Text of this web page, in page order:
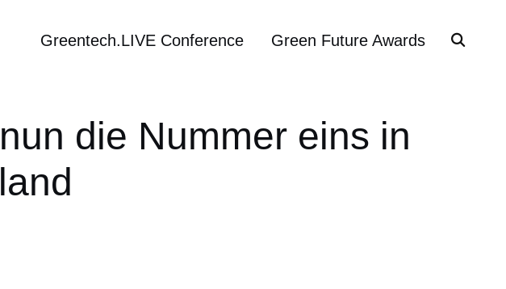
Greentech.LIVE Conference Green Future Awards
die Nummer eins in